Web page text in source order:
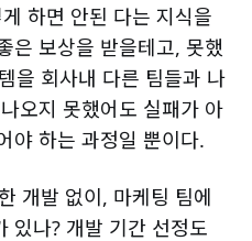
하면 안된 다는 지식을
은 보상을 받을테고, 못했
을 회사내 다른 팀들과 나
오지 못했어도 실패가 아
야 하는 과정일 뿐이다.
개발 없이, 마케팅 팀에
있나? 개발 기간 선정도